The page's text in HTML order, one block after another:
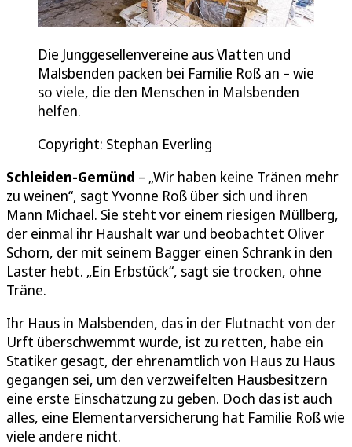
Die Junggesellenvereine aus Vlatten und
Malsbenden packen bei Familie Roß an – wie
so viele, die den Menschen in Malsbenden
helfen.
Copyright: Stephan Everling
Schleiden-Gemünd – „Wir haben keine Tränen mehr
zu weinen“, sagt Yvonne Roß über sich und ihren
Mann Michael. Sie steht vor einem riesigen Müllberg,
der einmal ihr Haushalt war und beobachtet Oliver
Schorn, der mit seinem Bagger einen Schrank in den
Laster hebt. „Ein Erbstück“, sagt sie trocken, ohne
Träne.
Ihr Haus in Malsbenden, das in der Flutnacht von der
Urft überschwemmt wurde, ist zu retten, habe ein
Statiker gesagt, der ehrenamtlich von Haus zu Haus
gegangen sei, um den verzweifelten Hausbesitzern
eine erste Einschätzung zu geben. Doch das ist auch
alles, eine Elementarversicherung hat Familie Roß wie
viele andere nicht.